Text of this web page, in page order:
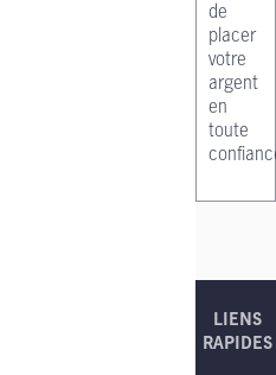
de
placer
votre
argent
en
toute
LIENS
RAPIDES